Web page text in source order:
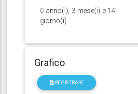
0 anno(i), 3 mese(i) e 14
giorno(i)
Grafico
REGISTRARE